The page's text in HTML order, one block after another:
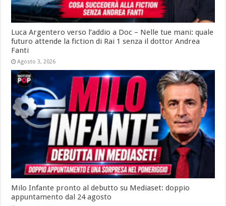
Luca Argentero verso l’addio a Doc – Nelle tue mani: quale
futuro attende la fiction di Rai 1 senza il dottor Andrea
Fanti
Agosto 3, 2026
Milo Infante pronto al debutto su Mediaset: doppio
appuntamento dal 24 agosto